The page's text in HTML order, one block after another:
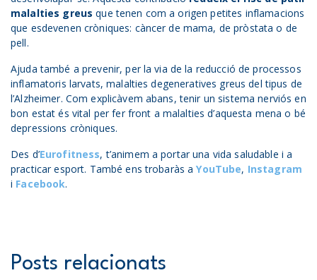
malalties greus que tenen com a origen petites inflamacions
que esdevenen cròniques: càncer de mama, de pròstata o de
pell.
Ajuda també a prevenir, per la via de la reducció de processos
inflamatoris larvats, malalties degeneratives greus del tipus de
l’Alzheimer. Com explicàvem abans, tenir un sistema nerviós en
bon estat és vital per fer front a malalties d’aquesta mena o bé
depressions cròniques.
Des d’Eurofitness, t’animem a portar una vida saludable i a
practicar esport. També ens trobaràs aYouTube, Instagram
i Facebook.
Posts relacionats